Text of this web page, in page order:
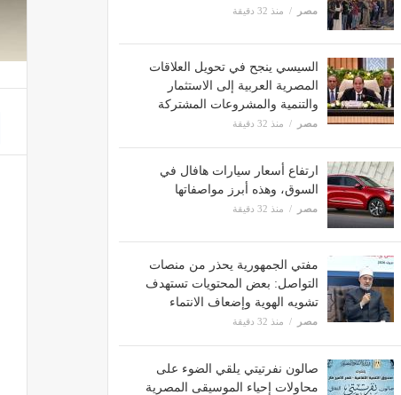
مصر منذ 32 دقيقة
السيسي ينجح في تحويل العلاقات
المصرية العربية إلى الاستثمار
والتنمية والمشروعات المشتركة
مصر منذ 32 دقيقة
ارتفاع أسعار سيارات هافال في
السوق، وهذه أبرز مواصفاتها
مصر منذ 32 دقيقة
مفتي الجمهورية يحذر من منصات
التواصل: بعض المحتويات تستهدف
تشويه الهوية وإضعاف الانتماء
مصر منذ 32 دقيقة
صالون نفرتيتي يلقي الضوء على
محاولات إحياء الموسيقى المصرية